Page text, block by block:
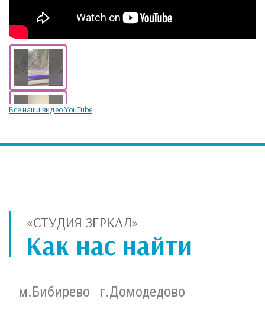
Все наши видео YouTube
«СТУДИЯ ЗЕРКАЛ»
Как нас найти
м.Бибирево г.Домодедово